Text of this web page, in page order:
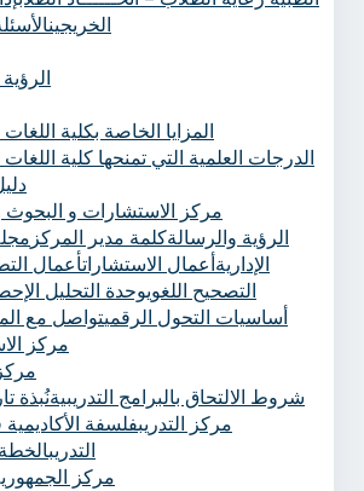
الخريجين
المزايا الخاصة بكلية
الدرجات العلمية التي تمنحها كلية
مركز الاستشارات و البحوث
الرؤية والرسالةكلمة مدير المركز
الإداريةأعمال الاستشاراتأعمال
التصحيح اللغويوحدة التحليل
أساسيات التحول الرقميتواصل مع
مركز
شروط الالتحاق بالبرامج التدريبيةنُبذة
مركز التدريبفلسفة
التدريبالخطة
مركز